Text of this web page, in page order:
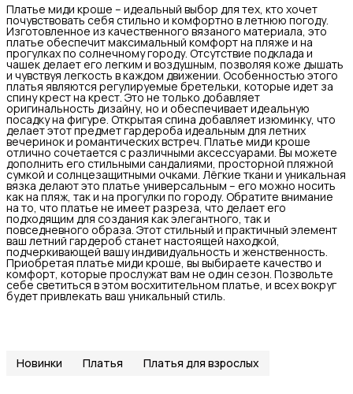
Платье миди кроше – идеальный выбор для тех, кто хочет
почувствовать себя стильно и комфортно в летнюю погоду.
Изготовленное из качественного вязаного материала, это
платье обеспечит максимальный комфорт на пляже и на
прогулках по солнечному городу. Отсутствие подклада и
чашек делает его легким и воздушным, позволяя коже дышать
и чувствуя легкость в каждом движении. Особенностью этого
платья являются регулируемые бретельки, которые идет за
спину крест на крест. Это не только добавляет
оригинальность дизайну, но и обеспечивает идеальную
посадку на фигуре. Открытая спина добавляет изюминку, что
делает этот предмет гардероба идеальным для летних
вечеринок и романтических встреч. Платье миди кроше
отлично сочетается с различными аксессуарами. Вы можете
дополнить его стильными сандалиями, просторной пляжной
сумкой и солнцезащитными очками. Лёгкие ткани и уникальная
вязка делают это платье универсальным – его можно носить
как на пляж, так и на прогулки по городу. Обратите внимание
на то, что платье не имеет разреза, что делает его
подходящим для создания как элегантного, так и
повседневного образа. Этот стильный и практичный элемент
ваш летний гардероб станет настоящей находкой,
подчеркивающей вашу индивидуальность и женственность.
Приобретая платье миди кроше, вы выбираете качество и
комфорт, которые прослужат вам не один сезон. Позвольте
себе светиться в этом восхитительном платье, и всех вокруг
будет привлекать ваш уникальный стиль.
Новинки Платья Платья для взрослых